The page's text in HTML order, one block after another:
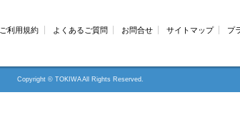
ご利用規約 よくあるご質問 お問合せ サイトマップ プ
Copyright © TOKIWA All Rights Reserved.